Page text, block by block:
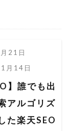
21日
月14日
】誰でも出
アルゴリズ
た楽天SEO
ワンタリフ